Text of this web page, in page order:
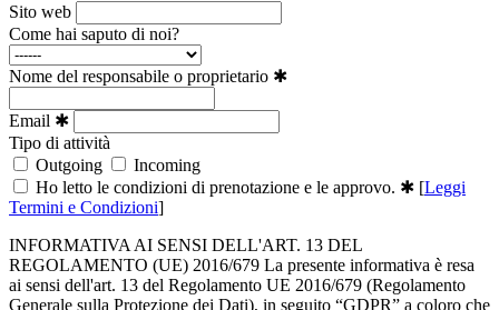
Sito web
Come hai saputo di noi?
Nome del responsabile o proprietario ✱
Email ✱
Tipo di attività
Outgoing
Incoming
Ho letto le condizioni di prenotazione e le approvo. ✱ [Leggi
Termini e Condizioni]
INFORMATIVA AI SENSI DELL'ART. 13 DEL
REGOLAMENTO (UE) 2016/679 La presente informativa è resa
ai sensi dell'art. 13 del Regolamento UE 2016/679 (Regolamento
Generale sulla Protezione dei Dati), in seguito “GDPR” a coloro che